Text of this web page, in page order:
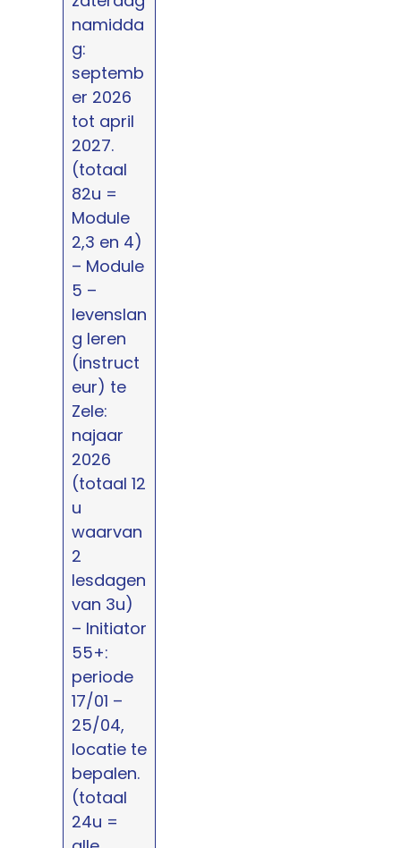
namidda
g:
septemb
er 2026
tot april
2027.
(totaal
82u =
Module
2,3 en 4)
– Module
5 –
levenslan
g leren
(instruct
eur) te
Zele:
najaar
2026
(totaal 12
u
waarvan
2
lesdagen
van 3u)
– Initiator
55+:
periode
17/01 –
25/04,
locatie te
bepalen.
(totaal
24u =